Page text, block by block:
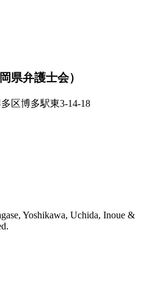
県弁護士会）
区博多駅東3-14-18
Yoshikawa, Uchida, Inoue &